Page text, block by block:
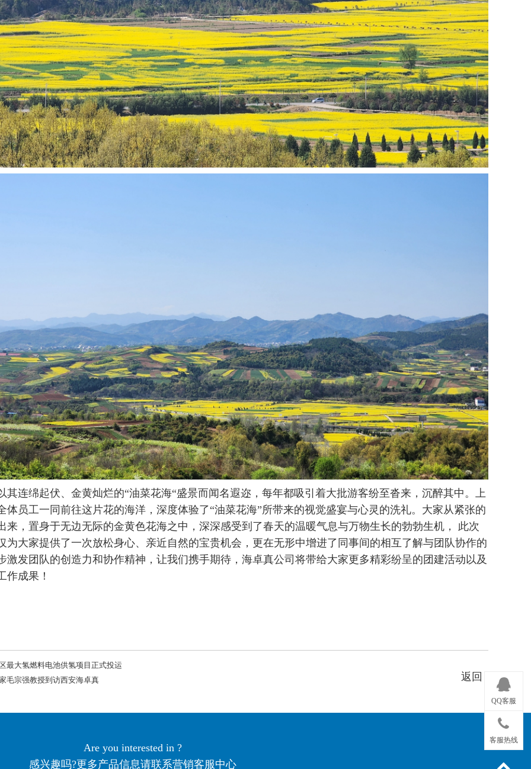
连绵起伏、金黄灿烂的“油菜花海“盛景而闻名遐迩，每年都吸引着大批游客纷至沓来，沉醉其中。上
体员工一同前往这片花的海洋，深度体验了“油菜花海”所带来的视觉盛宴与心灵的洗礼。 大家从紧张的
来， 置身于无边无际的金黄色花海之中，深深感受到了春天的温暖气息与万物生长的勃勃生机， 此次
为大家提供了一次放松身心、亲近自然的宝贵机会，更在无形中增进了同事间的相互了解与团队协作的
激发团队的创造力和协作精神，让我们携手期待，海卓真公司将带给大家更多精彩纷呈的团建活动以及
作成果！
最大氢燃料电池供氢项目正式投运
毛宗强教授到访西安海卓真
返回
Are you interested in ?
感兴趣吗?更多产品信息请联系营销客服中心
QQ客服
客服热线